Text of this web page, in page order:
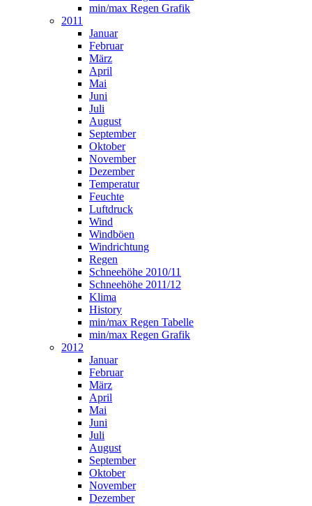
min/max Regen Grafik
2011
Januar
Februar
März
April
Mai
Juni
Juli
August
September
Oktober
November
Dezember
Temperatur
Feuchte
Luftdruck
Wind
Windböen
Windrichtung
Regen
Schneehöhe 2010/11
Schneehöhe 2011/12
Klima
History
min/max Regen Tabelle
min/max Regen Grafik
2012
Januar
Februar
März
April
Mai
Juni
Juli
August
September
Oktober
November
Dezember